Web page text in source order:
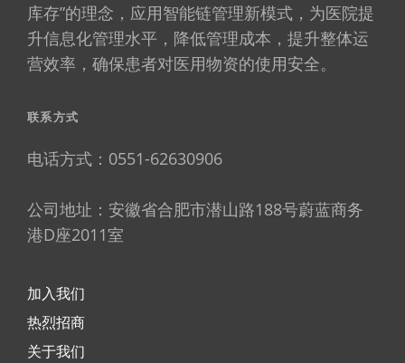
库存”的理念，应用智能链管理新模式，为医院提
升信息化管理水平，降低管理成本，提升整体运
营效率，确保患者对医用物资的使用安全。
联系方式
电话方式：0551-62630906
公司地址：安徽省合肥市潜山路188号蔚蓝商务
港D座2011室
加入我们
热烈招商
关于我们